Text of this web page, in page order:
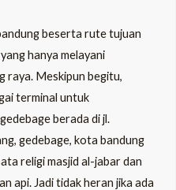
beserta rute tujuan
hanya melayani
raya. Meskipun begitu,
terminal untuk
berada di jl.
gedebage, kota bandung
religi masjid al-jabar dan
api. Jadi tidak heran jika ada